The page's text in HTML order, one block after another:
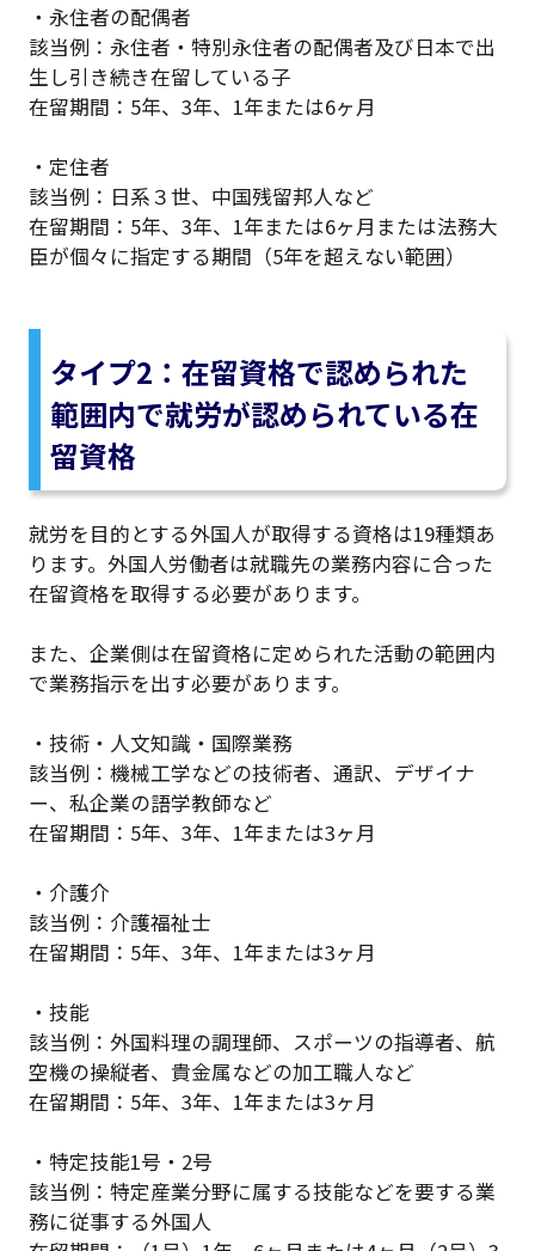
・永住者の配偶者
該当例：永住者・特別永住者の配偶者及び日本で出
生し引き続き在留している子
在留期間：5年、3年、1年または6ヶ月
・定住者
該当例：日系３世、中国残留邦人など
在留期間：5年、3年、1年または6ヶ月または法務大
臣が個々に指定する期間（5年を超えない範囲）
タイプ2：在留資格で認められた
範囲内で就労が認められている在
留資格
就労を目的とする外国人が取得する資格は19種類あ
ります。外国人労働者は就職先の業務内容に合った
在留資格を取得する必要があります。
また、企業側は在留資格に定められた活動の範囲内
で業務指示を出す必要があります。
・技術・人文知識・国際業務
該当例：機械工学などの技術者、通訳、デザイナ
ー、私企業の語学教師など
在留期間：5年、3年、1年または3ヶ月
・介護介
該当例：介護福祉士
在留期間：5年、3年、1年または3ヶ月
・技能
該当例：外国料理の調理師、スポーツの指導者、航
空機の操縦者、貴金属などの加工職人など
在留期間：5年、3年、1年または3ヶ月
・特定技能1号・2号
該当例：特定産業分野に属する技能などを要する業
務に従事する外国人